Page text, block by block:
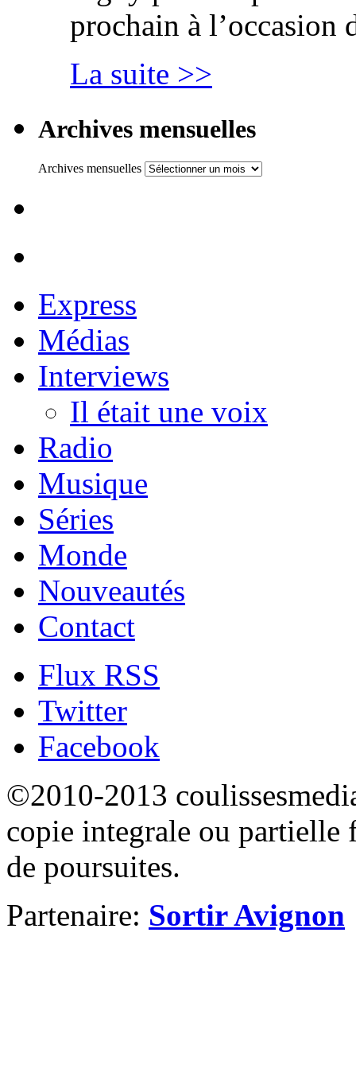
prochain à
La suite >>
Archives mensuelles
Archives mensuelles
Express
Médias
Interviews
Il était une voix
Radio
Musique
Séries
Monde
Nouveautés
Contact
Flux RSS
Twitter
Facebook
©2010-2013
copie integrale ou partielle
de poursuites.
Partenaire: Sortir Avignon